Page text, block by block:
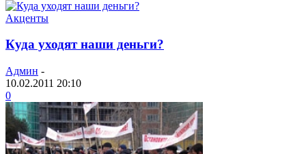
Акценты
Куда уходят наши деньги?
Админ -
10.02.2011 20:10
0